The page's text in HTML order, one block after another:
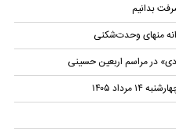
بدانیم
منهای وحدت‌شکنی
در مراسم اربعین حسینی
۱۴۰۵